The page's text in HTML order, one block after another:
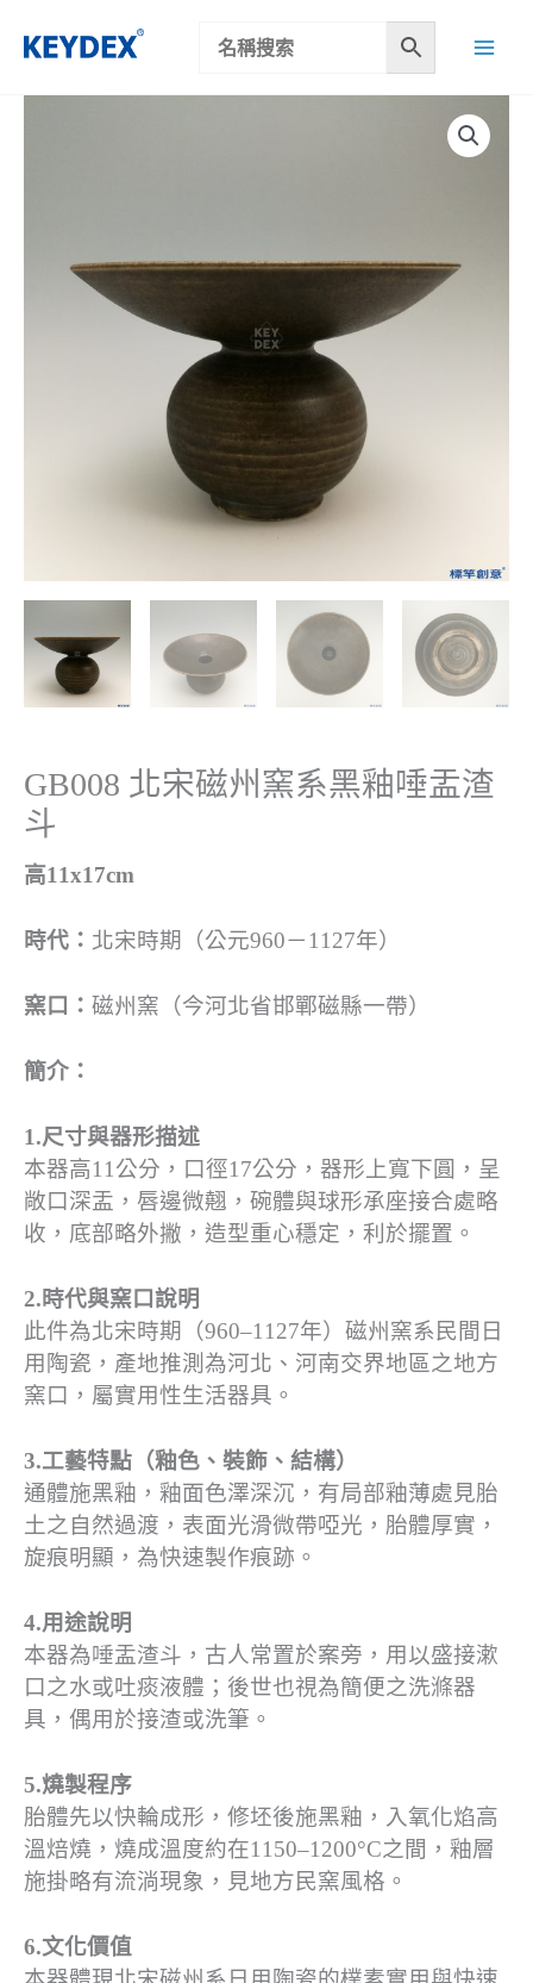
GB008 北宋磁州窯系黑釉唾盂渣
斗
高11x17cm
時代： 北宋時期（公元960－1127年）
窯口： 磁州窯（今河北省邯鄲磁縣一帶）
簡介：
1.尺寸與器形描述
本器高11公分，口徑17公分，器形上寬下圓，呈
敞口深盂，唇邊微翹，碗體與球形承座接合處略
收，底部略外撇，造型重心穩定，利於擺置。
2.時代與窯口說明
此件為北宋時期（960–1127年）磁州窯系民間日
用陶瓷，產地推測為河北、河南交界地區之地方
窯口，屬實用性生活器具。
3.工藝特點（釉色、裝飾、結構）
通體施黑釉，釉面色澤深沉，有局部釉薄處見胎
土之自然過渡，表面光滑微帶啞光，胎體厚實，
旋痕明顯，為快速製作痕跡。
4.用途說明
本器為唾盂渣斗，古人常置於案旁，用以盛接漱
口之水或吐痰液體；後世也視為簡便之洗滌器
具，偶用於接渣或洗筆。
5.燒製程序
胎體先以快輪成形，修坯後施黑釉，入氧化焰高
溫焙燒，燒成溫度約在1150–1200°C之間，釉層
施掛略有流淌現象，見地方民窯風格。
6.文化價值